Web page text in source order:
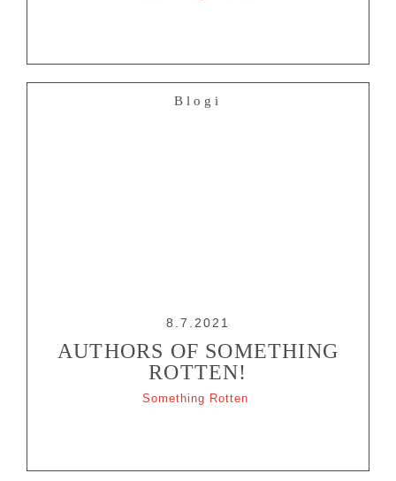
Blogi
8.7.2021
AUTHORS OF SOMETHING
ROTTEN!
Something Rotten